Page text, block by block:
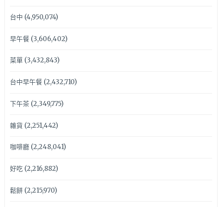
台中 (4,950,074)
早午餐(3,606,402)
菜單(3,432,843)
台中早午餐(2,432,710)
下午茶(2,349,775)
雜貨 (2,251,442)
咖啡廳(2,248,041)
好吃(2,216,882)
鬆餅(2,215,970)